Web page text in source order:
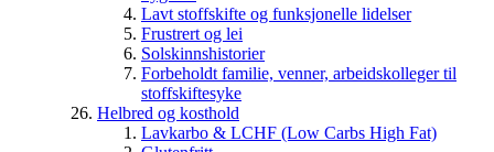
Lavt stoffskifte og funksjonelle lidelser
Frustrert og lei
Solskinnshistorier
Forbeholdt familie, venner, arbeidskolleger til
stoffskiftesyke
Helbred og kosthold
Lavkarbo & LCHF (Low Carbs High Fat)